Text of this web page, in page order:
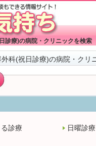
診療)の病院・クリニックを検索
外科(祝日診療)の病院・クリ
診療
日曜診療